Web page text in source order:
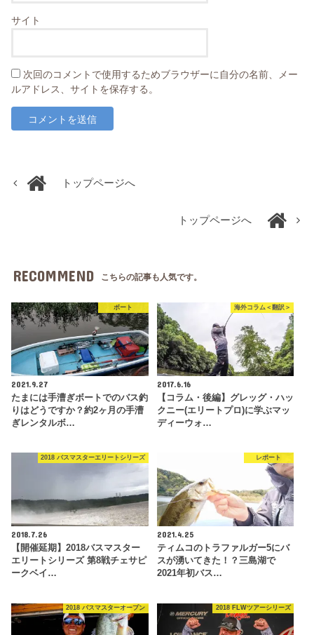
サイト
次回のコメントで使用するためブラウザーに自分の名前、メー
ルアドレス、サイトを保存する。
トップページへ
トップページへ
RECOMMEND こちらの記事も人気です。
ボート
2021.9.27
たまには手漕ぎボートでのバス釣
りはどうですか？約2ヶ月の手漕
ぎレンタルボ…
海外コラム＜翻訳＞
2017.6.16
【コラム・後編】グレッグ・ハッ
クニー(エリートプロ)に学ぶマッ
ディーウォ…
2018 バスマスターエリートシリーズ
2018.7.26
【開催延期】2018バスマスター
エリートシリーズ 第8戦チェサピ
ークベイ…
レポート
2021.4.25
ティムコのトラファルガー5にバ
スが湧いてきた！？三島湖で
2021年初バス…
2018 バスマスターオープン 2018 FLWツアーシリーズ